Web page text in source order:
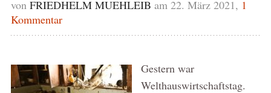
von FRIEDHELM MUEHLEIB am 22. März 2021, 1
Kommentar
Gestern war
Welthauswirtschaftstag.